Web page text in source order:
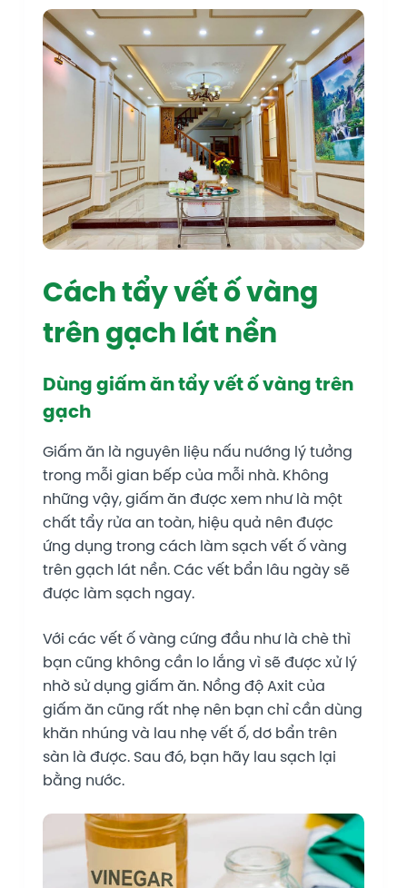
Cách tẩy vết ố vàng
trên gạch lát nền
Dùng giấm ăn tẩy vết ố vàng trên
gạch
Giấm ăn là nguyên liệu nấu nướng lý tưởng
trong mỗi gian bếp của mỗi nhà. Không
những vậy, giấm ăn được xem như là một
chất tẩy rửa an toàn, hiệu quả nên được
ứng dụng trong cách làm sạch vết ố vàng
trên gạch lát nền. Các vết bẩn lâu ngày sẽ
được làm sạch ngay.
Với các vết ố vàng cứng đầu như là chè thì
bạn cũng không cần lo lắng vì sẽ được xử lý
nhờ sử dụng giấm ăn. Nồng độ Axit của
giấm ăn cũng rất nhẹ nên bạn chỉ cần dùng
khăn nhúng và lau nhẹ vết ố, dơ bẩn trên
sàn là được. Sau đó, bạn hãy lau sạch lại
bằng nước.